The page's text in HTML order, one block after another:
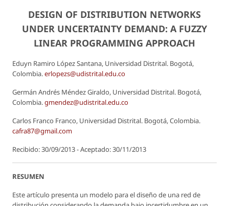
DESIGN OF DISTRIBUTION NETWORKS
UNDER UNCERTAINTY DEMAND: A FUZZY
LINEAR PROGRAMMING APPROACH
Eduyn Ramiro López Santana, Universidad Distrital. Bogotá,
Colombia.erlopezs@udistrital.edu.co
Germán Andrés Méndez Giraldo, Universidad Distrital. Bogotá,
Colombia.gmendez@udistrital.edu.co
Carlos Franco Franco, Universidad Distrital. Bogotá, Colombia.
cafra87@gmail.com
Recibido: 30/09/2013 - Aceptado: 30/11/2013
RESUMEN
Este artículo presenta un modelo para el diseño de una red de